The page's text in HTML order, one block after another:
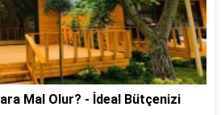
Mal Olur? - İdeal Bütçenizi